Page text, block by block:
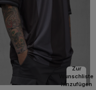
Zur
Wunschliste
hinzufügen